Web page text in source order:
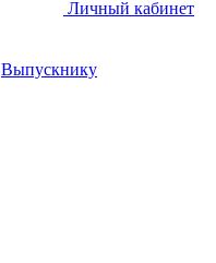
Личный кабинет
Выпускнику